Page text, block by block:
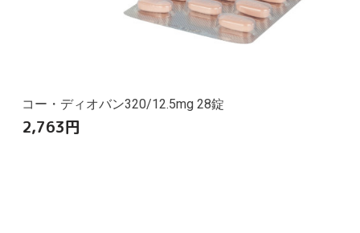
コー・ディオバン320/12.5mg 28錠
2,763円